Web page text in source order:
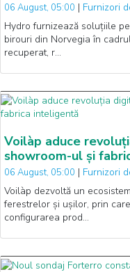
06 August, 05:00 | Furnizori
Hydro furnizează soluțiile
birouri din Norvegia în
recuperat, r…
Voilàp aduce
showroom-ul și
06 August, 05:00 | Furnizori
Voilàp dezvoltă un
ferestrelor și ușilor, prin
configurarea prod…